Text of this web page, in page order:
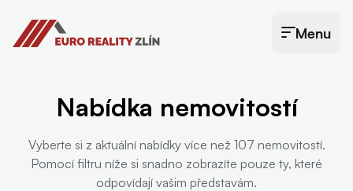
Euro Reality Zlín
Otevřít menu
Menu
Nabídka nemovitostí
Vyberte si z aktuální nabídky více než 107 nemovitostí.
Pomocí filtru níže si snadno zobrazíte pouze ty, které
odpovídají vašim představám.